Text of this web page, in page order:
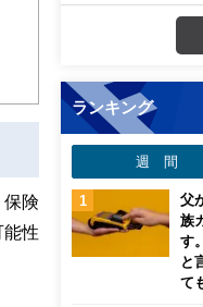
保険
能性
ランキング
週 間
父
族
す
と
て